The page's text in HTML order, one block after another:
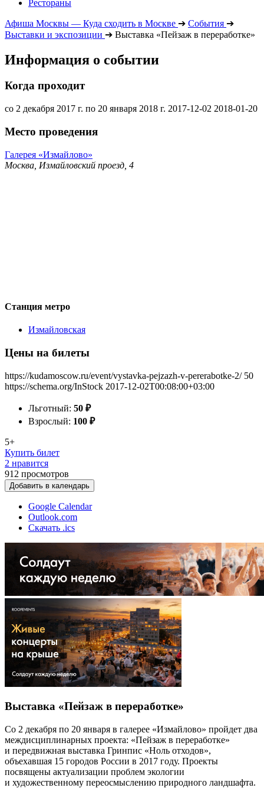
Рестораны
Афиша Москвы — Куда сходить в Москве ➔ События ➔
Выставки и экспозиции ➔ Выставка «Пейзаж в переработке»
Информация о событии
Когда проходит
со 2 декабря 2017 г. по 20 января 2018 г. 2017-12-02 2018-01-20
Место проведения
Галерея «Измайлово»
Москва, Измайловский проезд, 4
Станция метро
Измайловская
Цены на билеты
https://kudamoscow.ru/event/vystavka-pejzazh-v-pererabotke-2/ 50
https://schema.org/InStock 2017-12-02T00:08:00+03:00
Льготный: 50 ₽
Взрослый: 100 ₽
5+
Купить билет
2 нравится
912 просмотров
Добавить в календарь
Google Calendar
Outlook.com
Скачать .ics
Выставка «Пейзаж в переработке»
Со 2 декабря по 20 января в галерее «Измайлово» пройдет два
междисциплинарных проекта: «Пейзаж в переработке»
и передвижная выставка Гринпис «Ноль отходов»,
объехавшая 15 городов России в 2017 году. Проекты
посвящены актуализации проблем экологии
и художественному переосмыслению природного ландшафта.